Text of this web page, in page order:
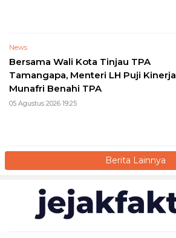
News
Bersama Wali Kota Tinjau TPA
Tamangapa, Menteri LH Puji Kinerja
Munafri Benahi TPA
05 Agustus 2026 19:25
Berita Lainnya